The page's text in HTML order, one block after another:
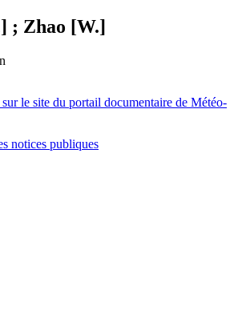
; Zhao [W.]
le site du portail documentaire de Météo-
notices publiques